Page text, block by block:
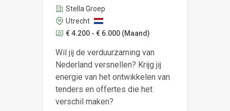
Stella Groep
Utrecht
€ 4.200 - € 6.000 (Maand)
Wil jij de verduurzaming van
Nederland versnellen? Krijg jij
energie van het ontwikkelen van
tenders en offertes die het
verschil maken?